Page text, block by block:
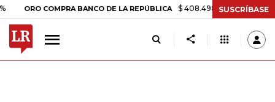
COMPRA BANCO DE LA REPÚBLICA $ 408.498,97 +$ 8.753,81
SUSCRÍBASE